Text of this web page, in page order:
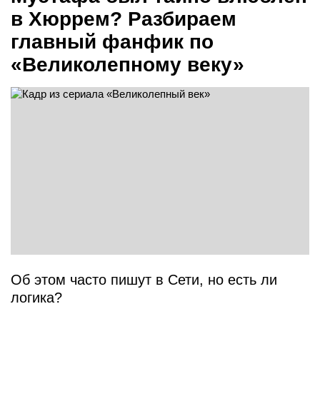
в Хюррем? Разбираем
главный фанфик по
«Великолепному веку»
Об этом часто пишут в Сети, но есть ли
логика?